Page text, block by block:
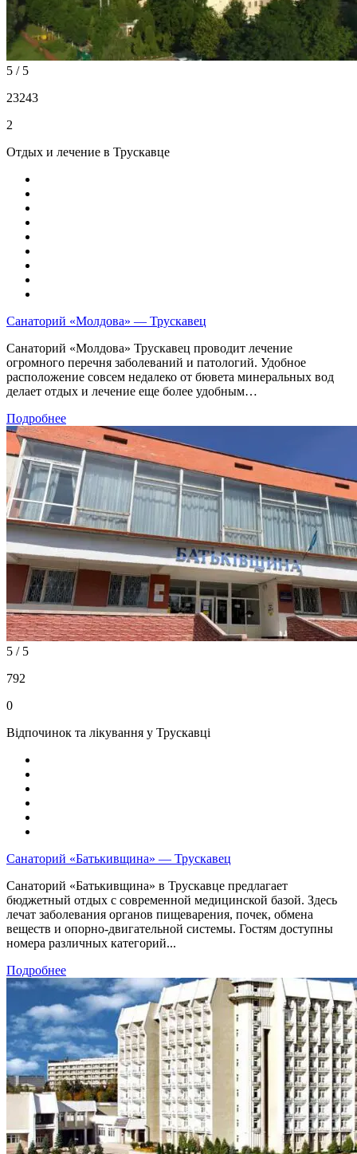
5 / 5
23243
2
Отдых и лечение в Трускавце
Санаторий «Молдова» — Трускавец
Санаторий «Молдова» Трускавец проводит лечение
огромного перечня заболеваний и патологий. Удобное
расположение совсем недалеко от бювета минеральных вод
делает отдых и лечение еще более удобным…
Подробнее
5 / 5
792
0
Відпочинок та лікування у Трускавці
Санаторий «Батькивщина» — Трускавец
Санаторий «Батькивщина» в Трускавце предлагает
бюджетный отдых с современной медицинской базой. Здесь
лечат заболевания органов пищеварения, почек, обмена
веществ и опорно‑двигательной системы. Гостям доступны
номера различных категорий...
Подробнее